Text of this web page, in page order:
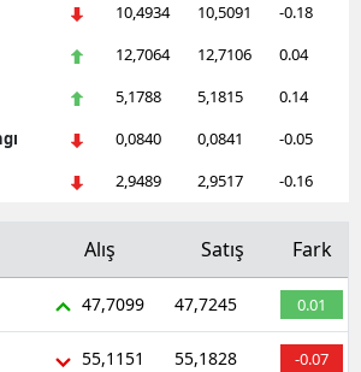
10,4934 10,5091
-0.18
12,7064 12,7106
0.04
5,1788 5,1815
0.14
0,0840 0,0841
-0.05
2,9489 2,9517 -0.16
Alış Satış Fark
47,7099 47,7245 0.01
55,1151 55,1828 -0.07